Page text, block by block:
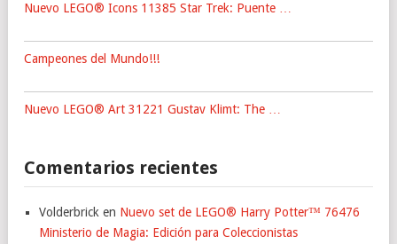
Nuevo LEGO® Icons 11385 Star Trek: Puente …
Campeones del Mundo!!!
Nuevo LEGO® Art 31221 Gustav Klimt: The …
Comentarios recientes
Volderbrick en Nuevo set de LEGO® Harry Potter™ 76476
Ministerio de Magia: Edición para Coleccionistas